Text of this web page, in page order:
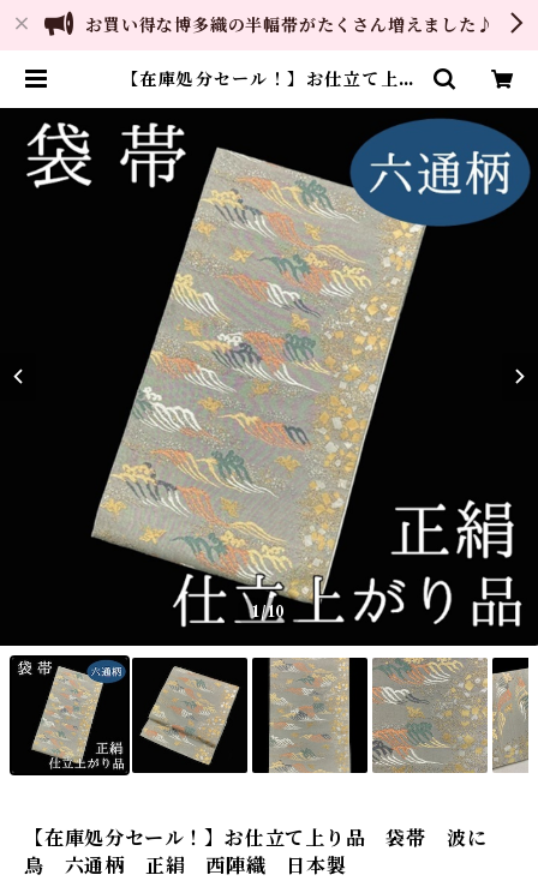
お買い得な博多織の半幅帯がたくさん増えました♪
【在庫処分セール！】お仕立て上り
西陣織 日本製 | ご縁や 着物・
帯・和装小物 呉服問屋 直販サイ
ト
1/10
【在庫処分セール！】お仕立て上り品 袋帯 波に
鳥 六通柄 正絹 西陣織 日本製